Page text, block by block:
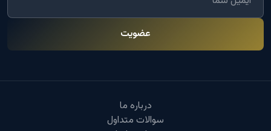
عضویت
درباره ما
سوالات متداول